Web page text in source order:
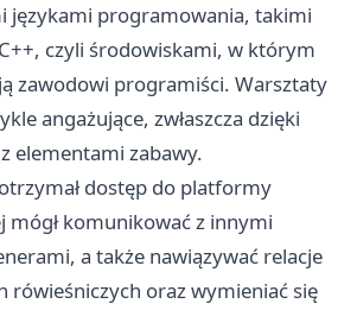
językami programowania, takimi
czyli środowiskami, w którym
zawodowi programiści. Warsztaty
angażujące, zwłaszcza dzięki
elementami zabawy.
dostęp do platformy
mógł komunikować z innymi
a także nawiązywać relacje
rówieśniczych oraz wymieniać się